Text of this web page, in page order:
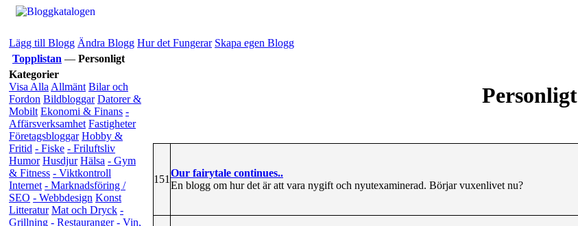
Lägg till Blogg Ändra Blogg Hur det Fungerar Skapa egen Blogg
Topplistan — Personligt
Kategorier
Visa Alla Allmänt Bilar och
Fordon Bildbloggar Datorer &
Mobilt Ekonomi & Finans -
Affärsverksamhet Fastigheter
Företagsbloggar Hobby &
Fritid - Fiske - Friluftsliv
Humor Husdjur Hälsa - Gym
& Fitness - Viktkontroll
Internet - Marknadsföring /
SEO - Webbdesign Konst
Litteratur Mat och Dryck -
Grillning - Restauranger - Vin,
Personligt
151
Our fairytale continues..
En blogg om hur det är att vara nygift och nyutexaminerad. Börjar vuxenlivet nu?